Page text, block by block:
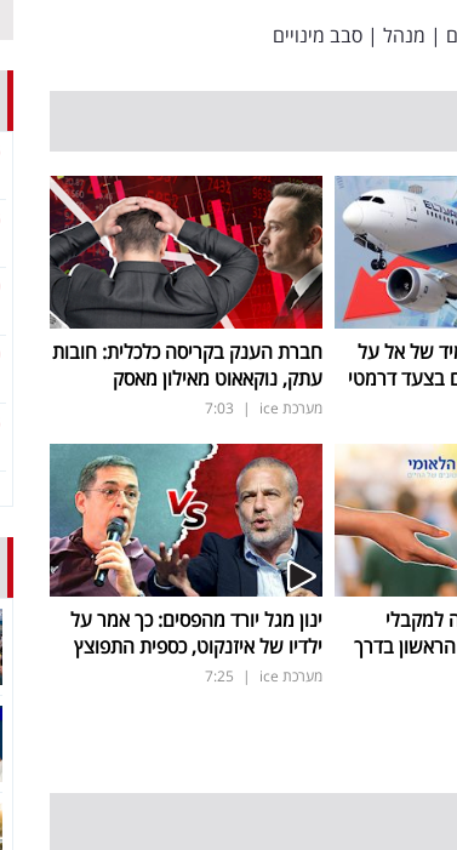
| מנהל | סבב מינויים
של אל על
בצעד דרמטי
חברת הענק בקריסה כלכלית: חובות
עתק, נוקאאוט מאילון מאסק
מערכת ice |
7:03
למקבלי
בדרך
ינון מגל יורד מהפסים: כך אמר על
ילדיו של איזנקוט, כספית התפוצץ
מערכת ice |
7:25